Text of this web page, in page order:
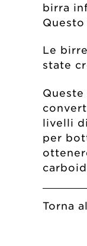
birra
Le
state
livelli
per
Torna